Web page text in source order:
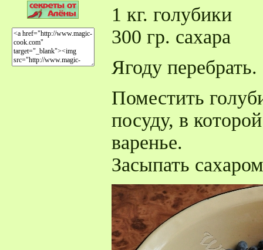
1 кг. голубики
300 гр. сахара
Ягоду перебрать.
Поместить
посуду, в
варенье.
Засыпать